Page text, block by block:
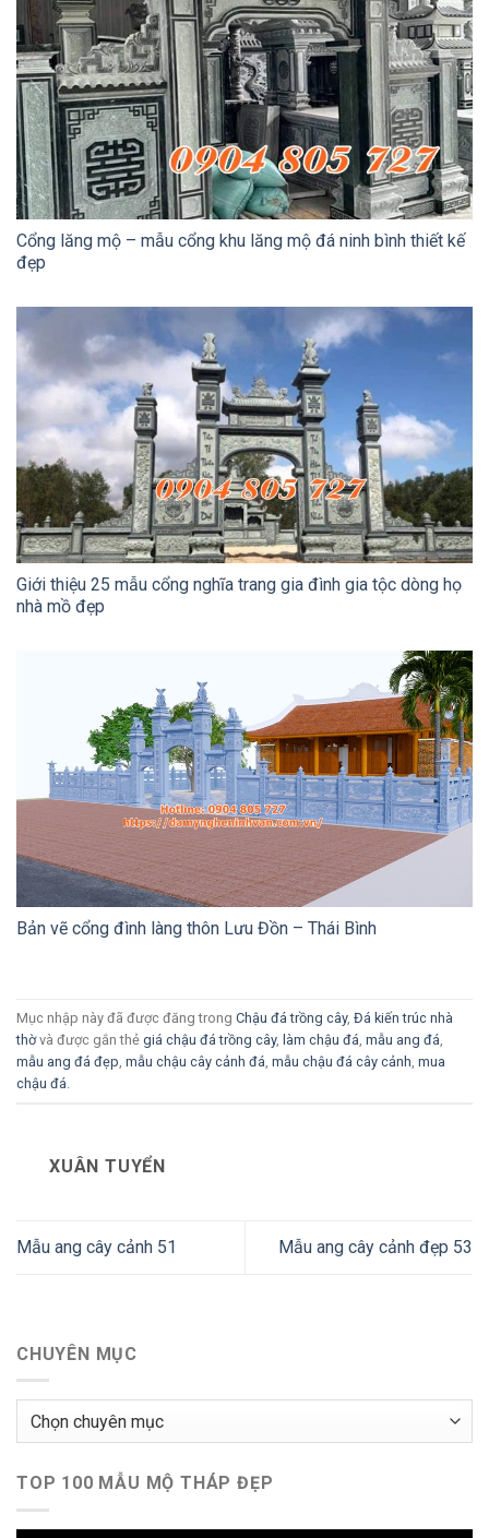
Cổng lăng mộ – mẫu cổng khu lăng mộ đá ninh bình thiết kế
đẹp
Giới thiệu 25 mẫu cổng nghĩa trang gia đình gia tộc dòng họ
nhà mồ đẹp
Bản vẽ cổng đình làng thôn Lưu Đồn – Thái Bình
Mục nhập này đã được đăng trong Chậu đá trồng cây, Đá kiến trúc nhà
thờvà được gắn thẻ giá chậu đá trồng cây, làm chậu đá mẫu ang đá
mẫu ang đá đẹp mẫu chậu cây cảnh đá mẫu chậu đá cây cảnh mua
chậu đá
XUÂN TUYỂN
Mẫu ang cây cảnh 51 Mẫu ang cây cảnh đẹp 53
CHUYÊN MỤC
Chuyên
TOP 100 MẪU MỘ THÁP ĐẸP